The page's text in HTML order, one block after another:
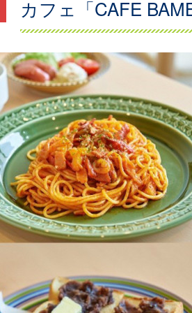
カフェ「CAFE